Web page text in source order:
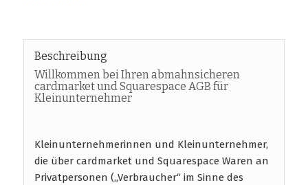
Beschreibung
Willkommen bei Ihren abmahnsicheren
cardmarket und Squarespace AGB für
Kleinunternehmer
Kleinunternehmerinnen und Kleinunternehmer,
die über cardmarket und Squarespace Waren an
Privatpersonen („Verbraucher“ im Sinne des